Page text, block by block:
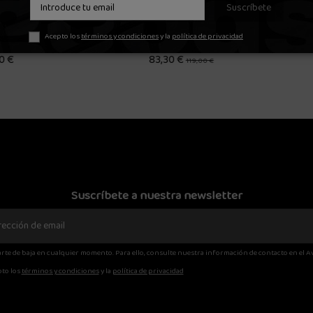
PANTS NIKE STE WVN UL SNEAKER PNT NEGRO
63,99 €79,99 €
32
Añadir al carrito
WE ARE
Suscríbete a nuestra newsletter
de baja en cualquier momento. Para ello, consulte nuestra información de contacto en el
lostérminos y condicionesy la política de privacidad
Suscríbete
Acepto lostérminos y condicionesy la política de privacidad